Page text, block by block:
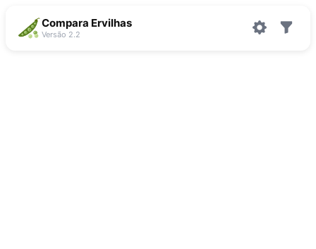
Compara Ervilhas
Versão 2.2